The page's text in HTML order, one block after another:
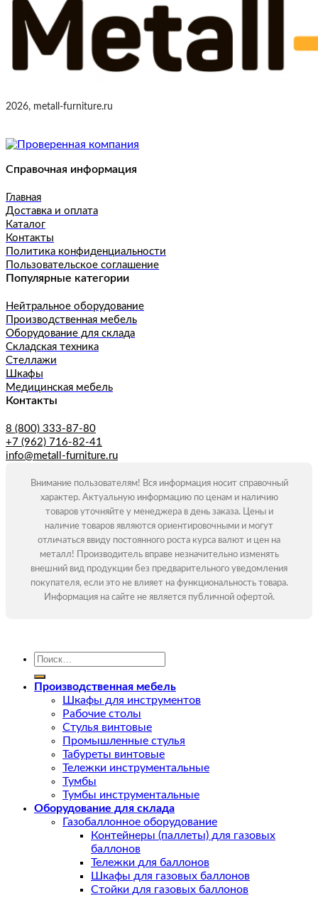
2026, metall-furniture.ru
Справочная информация
Главная
Доставка и оплата
Каталог
Контакты
Политика конфиденциальности
Пользовательское соглашение
Популярные категории
Нейтральное оборудование
Производственная мебель
Оборудование для склада
Складская техника
Стеллажи
Шкафы
Медицинская мебель
Контакты
8 (800) 333-87-80
+7 (962) 716-82-41
info@metall-furniture.ru
Внимание пользователям! Вся информация носит справочный
характер. Актуальную информацию по ценам и наличию
товаров уточняйте у менеджера в день заказа. Цены и
наличие товаров являются ориентировочными и могут
отличаться ввиду постоянного роста курса валют и цен на
металл! Производитель вправе незначительно изменять
внешний вид продукции без предварительного уведомления
покупателя, если это не влияет на функциональность товара.
Информация на сайте не является публичной офертой.
Искать:
Производственная мебель
Шкафы для инструментов
Рабочие столы
Стулья винтовые
Промышленные стулья
Табуреты винтовые
Тележки инструментальные
Тумбы
Тумбы инструментальные
Оборудование для склада
Газобаллонное оборудование
Контейнеры (паллеты) для газовых
баллонов
Тележки для баллонов
Шкафы для газовых баллонов
Стойки для газовых баллонов